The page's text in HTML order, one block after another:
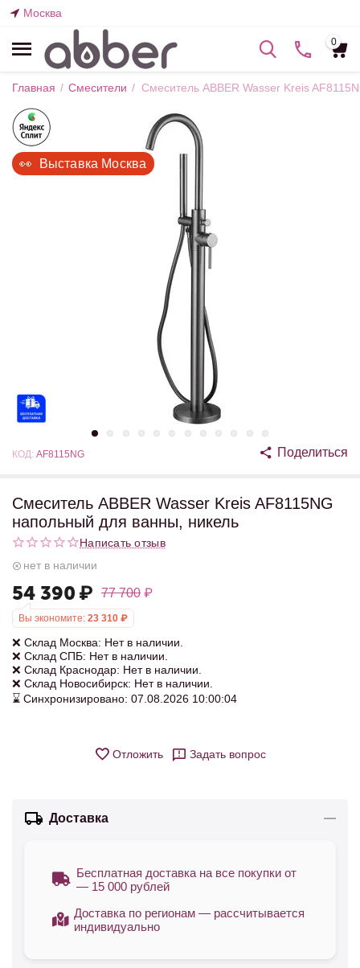
Москва
0
Главная / Смесители / Смеситель ABBER Wasser Kreis
👀  Выставка Москва
КОД: AF8115NG Поделиться
Смеситель ABBER Wasser Kreis AF8115NG
напольный для ванны, никель
Написать отзыв
нет в наличии
54 390 ₽ 77 700 ₽
Вы экономите: 23 310 ₽
❌ Склад Москва: Нет в наличии.
❌ Склад СПБ: Нет в наличии.
❌ Склад Краснодар: Нет в наличии.
❌ Склад Новосибирск: Нет в наличии.
⌛ Синхронизировано: 07.08.2026 10:00:04
Отложить Задать вопрос
Доставка
Бесплатная доставка на все покупки от
— 15 000 рублей
Доставка по регионам — рассчитывается
индивидуально